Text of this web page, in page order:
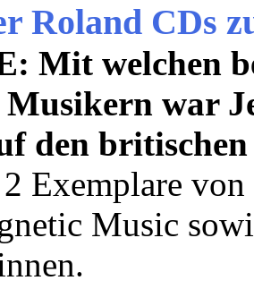
Roland CDs
Mit welchen
war
den
Exemplare
Music